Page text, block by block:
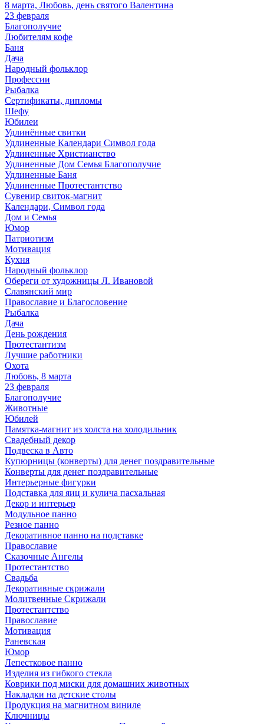
8 марта, Любовь, день святого Валентина
23 февраля
Благополучие
Любителям кофе
Баня
Дача
Народный фольклор
Профессии
Рыбалка
Сертификаты, дипломы
Шефу
Юбилеи
Удлинённые свитки
Удлиненные Календари Символ года
Удлиненные Христианство
Удлиненные Дом Семья Благополучие
Удлиненные Баня
Удлиненные Протестантство
Сувенир свиток-магнит
Календари, Символ года
Дом и Семья
Юмор
Патриотизм
Мотивация
Кухня
Народный фольклор
Обереги от художницы Л. Ивановой
Славянский мир
Православие и Благословение
Рыбалка
Дача
День рождения
Протестантизм
Лучшие работники
Охота
Любовь, 8 марта
23 февраля
Благополучие
Животные
Юбилей
Памятка-магнит из холста на холодильник
Свадебный декор
Подвеска в Авто
Купюрницы (конверты) для денег поздравительные
Конверты для денег поздравительные
Интерьерные фигурки
Подставка для яиц и кулича пасхальная
Декор и интерьер
Модульное панно
Резное панно
Декоративное панно на подставке
Православие
Сказочные Ангелы
Протестантство
Свадьба
Декоративные скрижали
Молитвенные Скрижали
Протестантство
Православие
Мотивация
Раневская
Юмор
Лепестковое панно
Изделия из гибкого стекла
Коврики под миски для домашних животных
Накладки на детские столы
Продукция на магнитном виниле
Ключницы